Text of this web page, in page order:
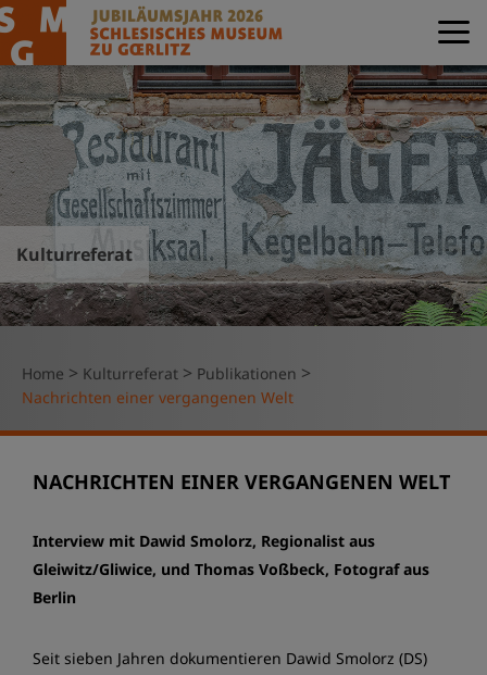
Kulturreferat
Home > Kulturreferat > Publikationen >
Nachrichten einer vergangenen Welt
NACHRICHTEN EINER VERGANGENEN WELT
Interview mit Dawid Smolorz, Regionalist aus
Gleiwitz/Gliwice, und Thomas Voßbeck, Fotograf aus
Berlin
Seit sieben Jahren dokumentieren Dawid Smolorz (DS)